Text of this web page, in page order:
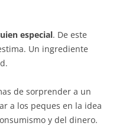
especial. De este
Un ingrediente
de sorprender a un
a los peques en la idea
y del dinero.